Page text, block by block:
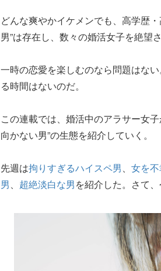
どんな爽やかイケメンでも、高学歴
男”は存在し、数々の婚活女子を絶望
一時の恋愛を楽しむのなら問題はな
る時間はないのだ。
この連載では、婚活中のアラサー女
向かない男”の生態を紹介していく。
先週は拘りすぎるハイスペ男、女を
男、 超絶淡白な男を紹介した。さて、